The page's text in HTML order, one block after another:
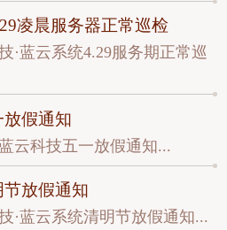
凌晨服务器正常巡检
·蓝云系统4.29服务期正常巡
放假通知
云科技五一放假通知...
节放假通知
·蓝云系统清明节放假通知...